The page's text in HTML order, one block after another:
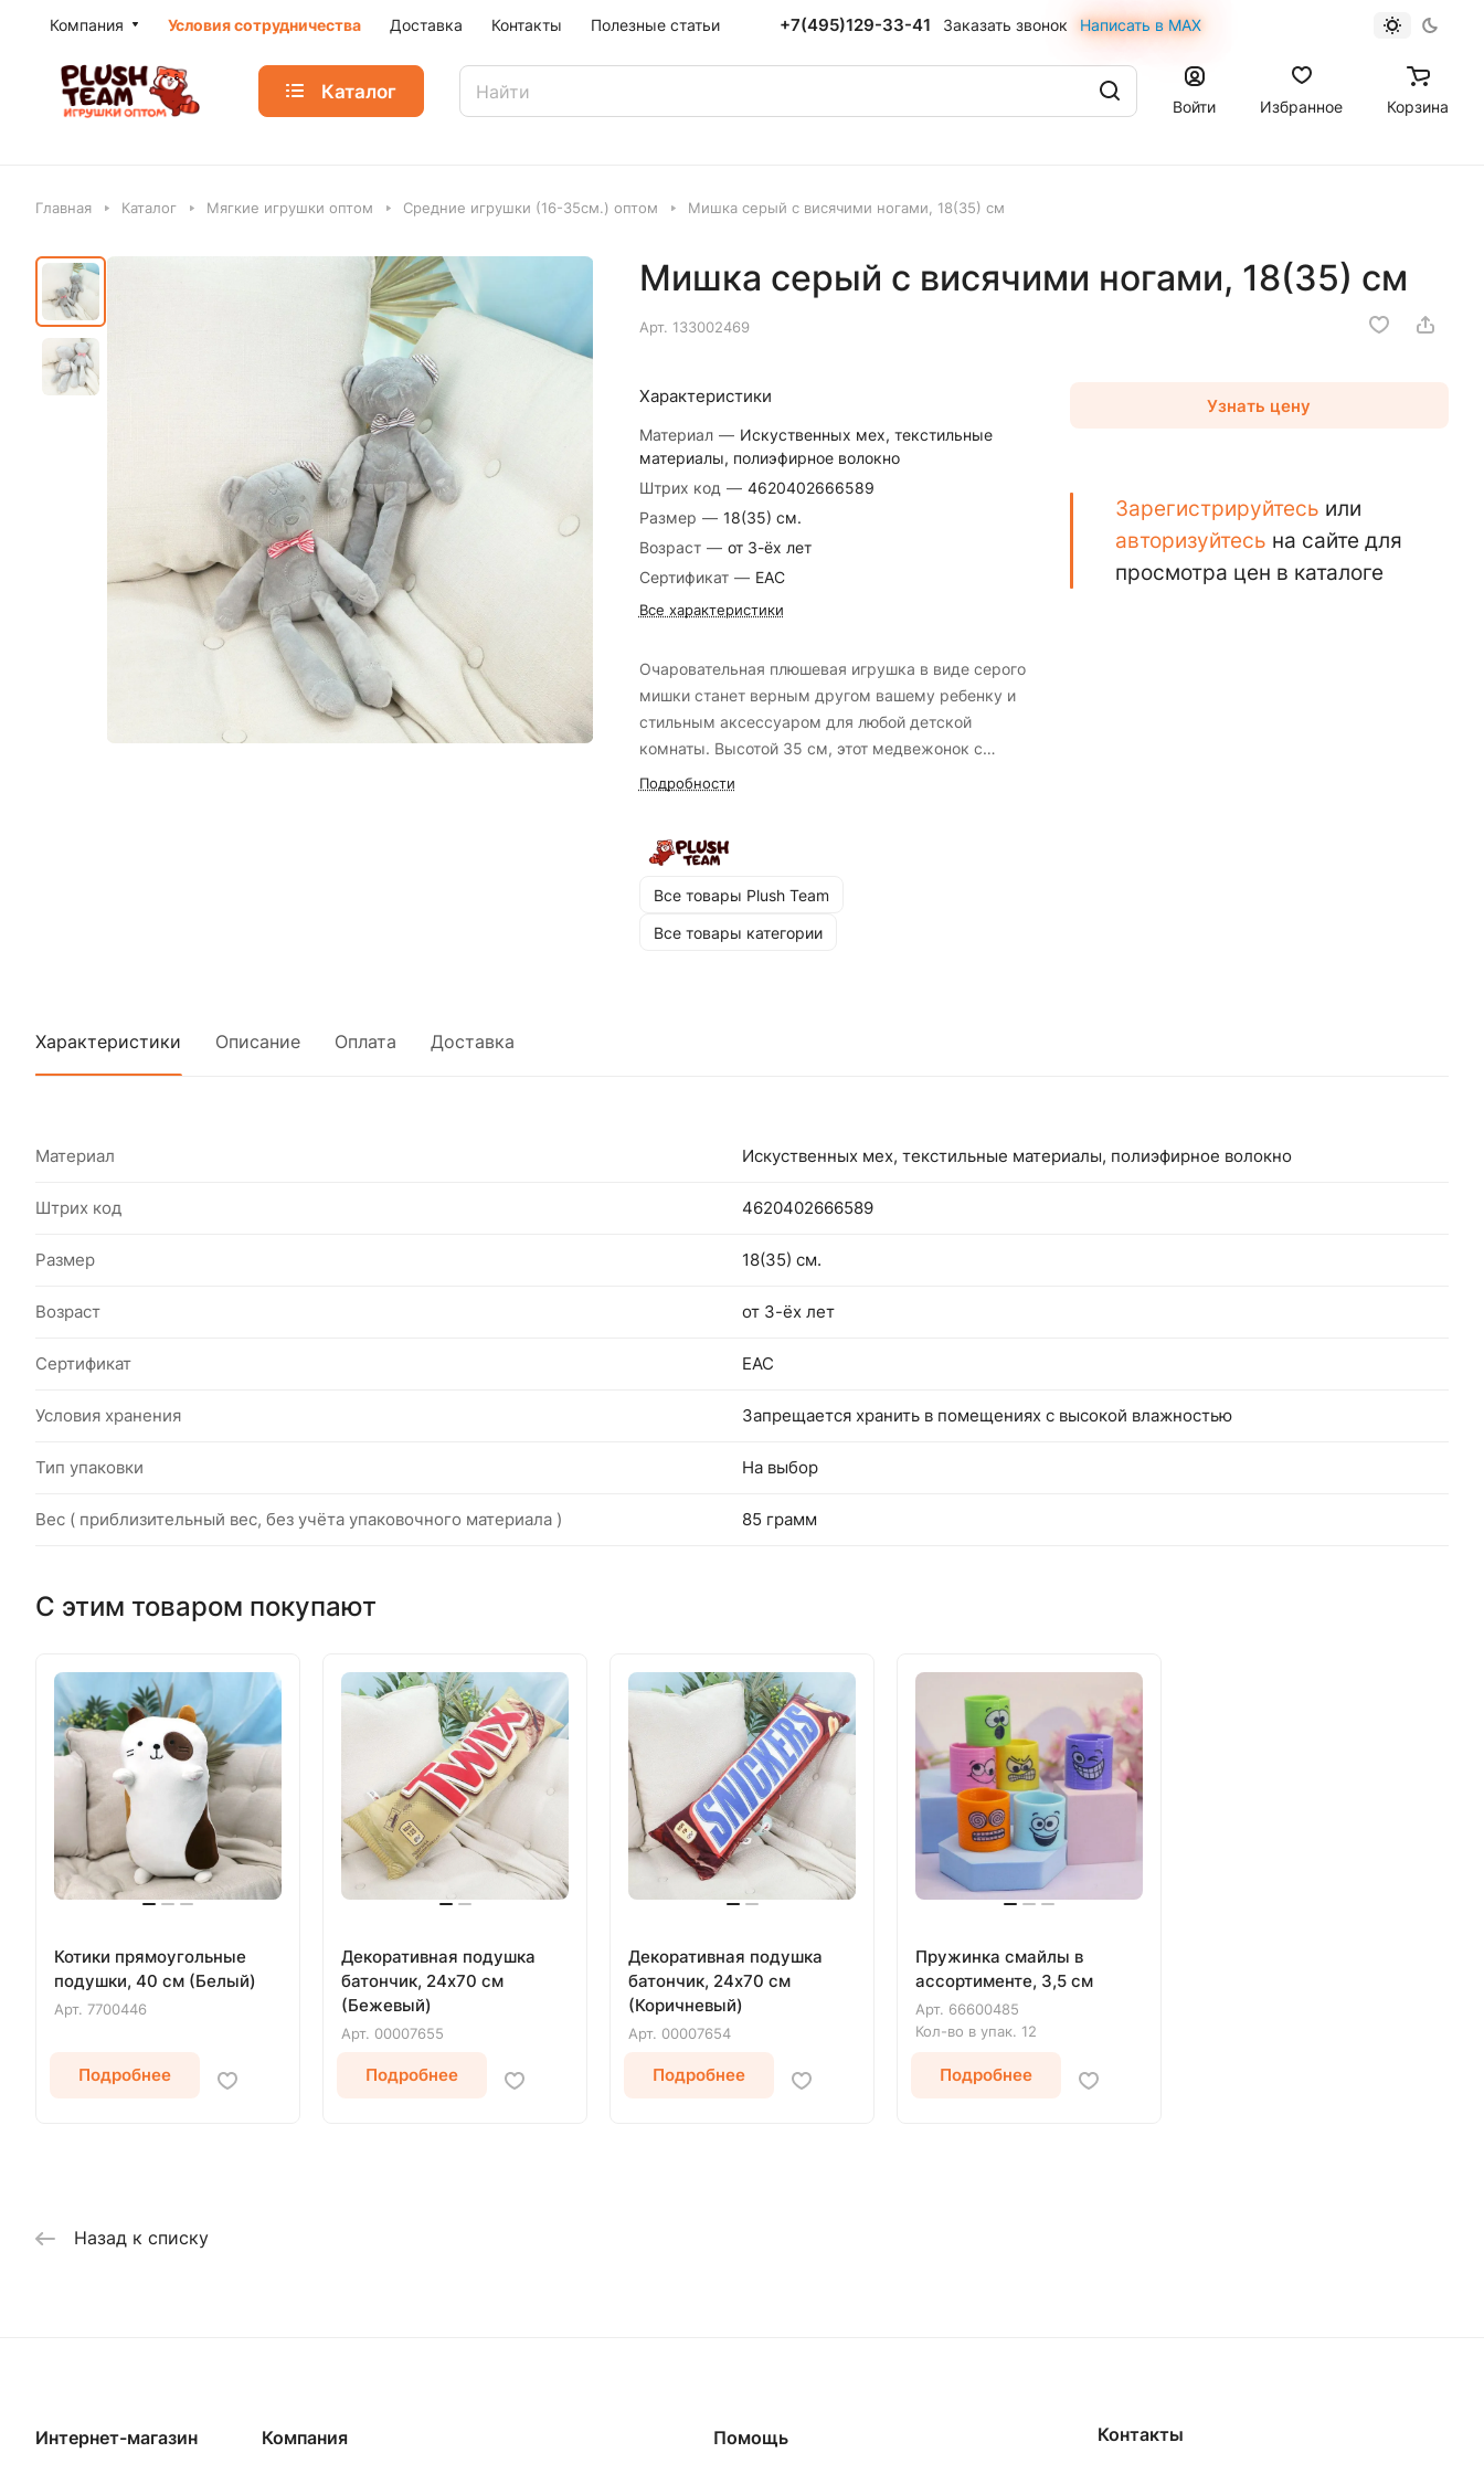
Компания Условия сотрудничества Доставка Контакты Полезные статьи +7(495)129-33-41 Заказать звонок Написать в MAX
Каталог
Войти Избранное Корзина
Главная Каталог Мягкие игрушки оптом Средние игрушки (16-35см.) оптом Мишка серый с висячими ногами, 18(35) см
Мишка серый с висячими ногами, 18(35) см
Арт. 133002469
Характеристики
Материал — Искуственных мех, текстильные
материалы, полиэфирное волокно
Штрих код — 4620402666589
Размер — 18(35) см.
Возраст — от 3-ёх лет
Сертификат — EAC
Все характеристики
Очаровательная плюшевая игрушка в виде серого
мишки станет верным другом вашему ребенку и
стильным аксессуаром для любой детской
комнаты. Высотой 35 см, этот медвежонок с
висячими ногами обладает невероятной
материал сделают его идеальным спутником для
выбрав эту универсальную игрушку в качестве
подарка.
Подробности
Все товары Plush Team
Все товары категории
Узнать цену
Зарегистрируйтесь или
авторизуйтесь на сайте для
просмотра цен в каталоге
Характеристики Описание Оплата Доставка
Материал Искуственных мех, текстильные материалы, полиэфирное волокно
Штрих код 4620402666589
Размер 18(35) см.
Возраст от 3-ёх лет
Сертификат EAC
Условия хранения Запрещается хранить в помещениях с высокой влажностью
Тип упаковки На выбор
Вес ( приблизительный вес, без учёта упаковочного материала ) 85 грамм
С этим товаром покупают
Котики прямоугольные
подушки, 40 см (Белый)
Арт. 7700446
Подробнее
Декоративная подушка
батончик, 24х70 см
(Бежевый)
Арт. 00007655
Подробнее
Декоративная подушка
батончик, 24х70 см
(Коричневый)
Арт. 00007654
Подробнее
Пружинка смайлы в
ассортименте, 3,5 см
Арт. 66600485
Кол-во в упак. 12
Подробнее
Назад к списку
Интернет-магазин Компания Помощь Контакты